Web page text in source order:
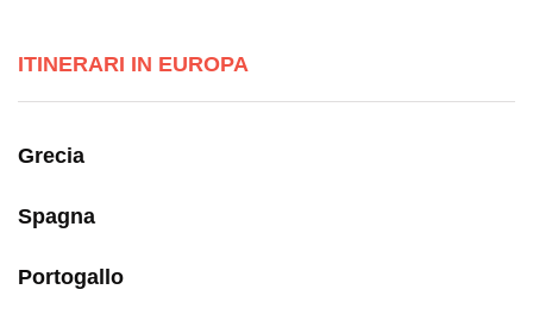
ITINERARI IN EUROPA
Grecia
Spagna
Portogallo